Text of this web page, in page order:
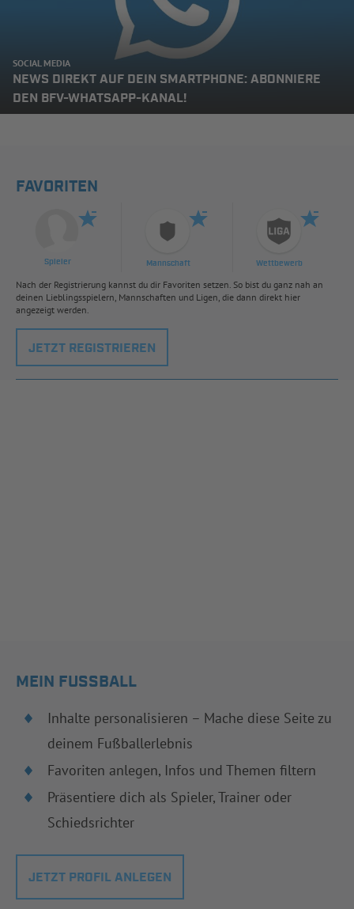
SOCIAL MEDIA
NEWS DIREKT AUF DEIN SMARTPHONE: ABONNIERE
DEN BFV-WHATSAPP-KANAL!
FAVORITEN
Spieler Mannschaft Wettbewerb
Nach der Registrierung kannst du dir Favoriten setzen. So bist du ganz nah an
deinen Lieblingsspielern, Mannschaften und Ligen, die dann direkt hier
angezeigt werden.
JETZT REGISTRIEREN
MEIN FUSSBALL
Inhalte personalisieren – Mache diese Seite zu
deinem Fußballerlebnis
Favoriten anlegen, Infos und Themen filtern
Präsentiere dich als Spieler, Trainer oder
Schiedsrichter
JETZT PROFIL ANLEGEN